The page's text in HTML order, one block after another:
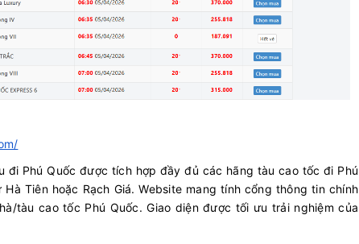
đi Phú Quốc được tích hợp đầy đủ các hãng tàu cao tốc đi Phú
Tiên hoặc Rạch Giá. Website mang tính cổng thông tin chính
tàu cao tốc Phú Quốc. Giao diện được tối ưu trải nghiệm của